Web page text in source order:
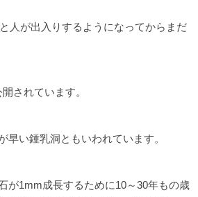
人が出入りするようになってからまだ
されています。
早い鍾乳洞ともいわれています。
が1mm成長するために10～30年もの歳